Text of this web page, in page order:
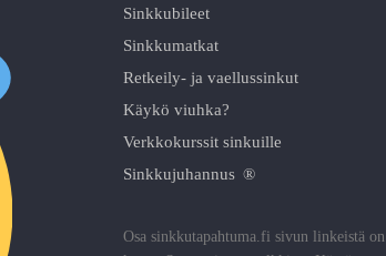
Sinkkubileet
Sinkkumatkat
Retkeily- ja vaellussinkut
Käykö viuhka?
Verkkokurssit sinkuille
Sinkkujuhannus ®
Osa sinkkutapahtuma.fi sivun linkeistä